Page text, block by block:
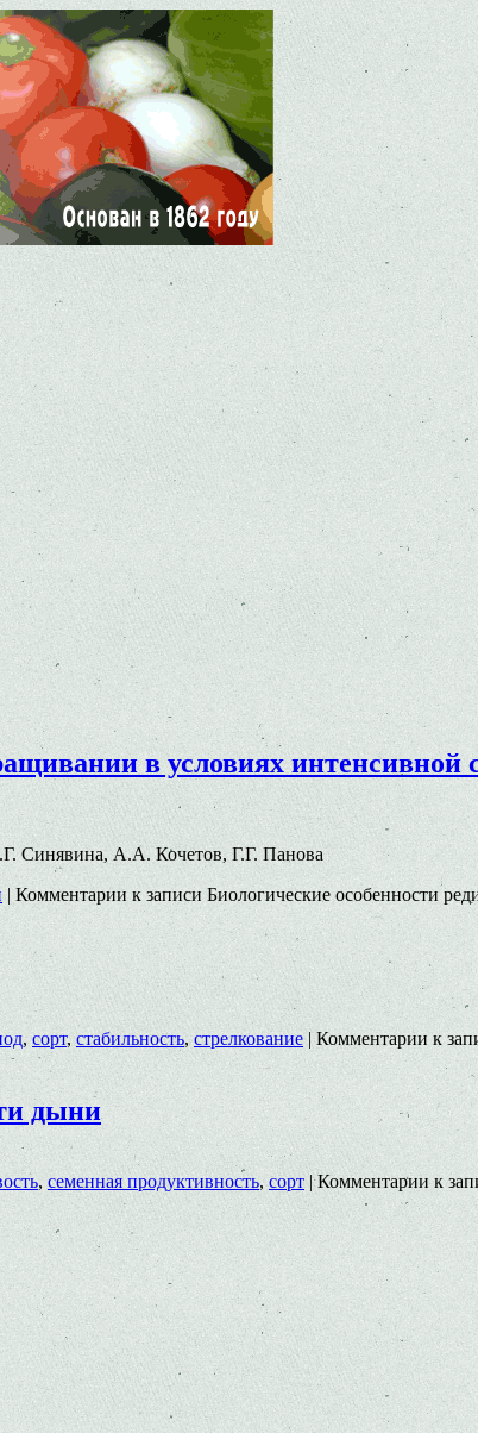
в условиях интенсивной
Синявина, А.А. Кочетов, Г.Г. Панова
| Комментарии к записи Биологические особенности
,сорт,стабильность,стрелкование | Комментарии к
дыни
,семенная продуктивность,сорт | Комментариик